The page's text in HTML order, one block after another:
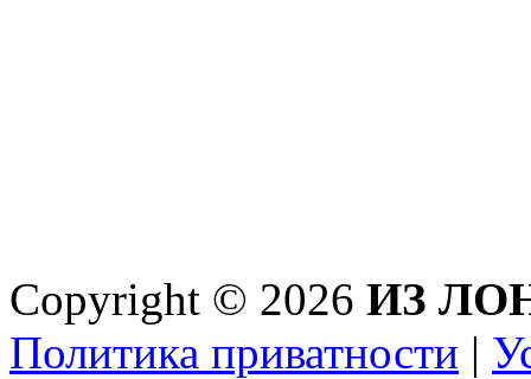
Copyright © 2026 ИЗ
Политика приватности |